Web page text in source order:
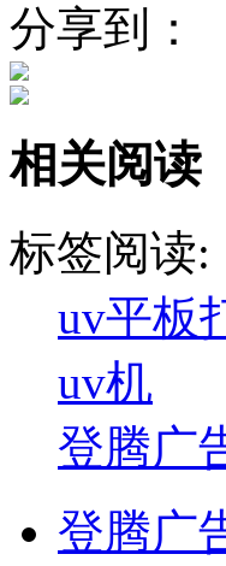
分享到：
相关阅读
标签阅读:
uv平板
uv机
登腾广
登腾广